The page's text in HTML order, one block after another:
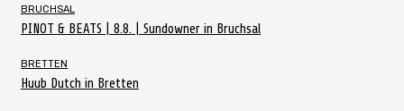
BRUCHSAL
PINOT & BEATS | 8.8. | Sundowner in Bruchsal
BRETTEN
Huub Dutch in Bretten